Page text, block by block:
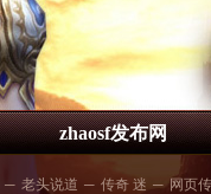
zhaosf发布网
─ 老头说道 ─ 传奇 迷 ─ 网页